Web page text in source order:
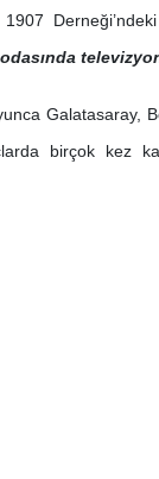
Galatasaray,
birçok kez